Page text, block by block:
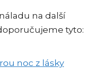
na další
tyto:
noc z lásky